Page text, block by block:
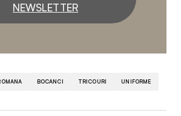
NEWSLETTER
BOCANCI TRICOURI UNIFORME